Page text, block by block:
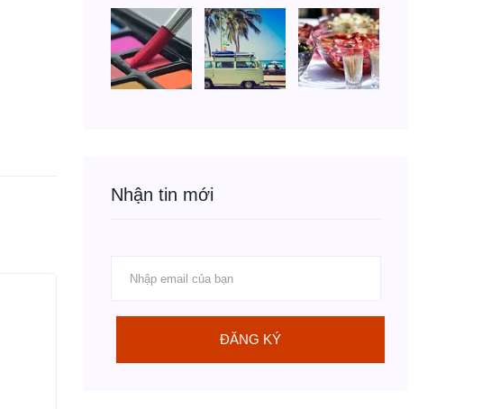
Nhận tin mới
ĐĂNG KÝ